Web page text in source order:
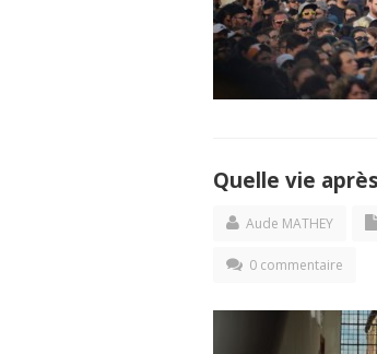
Quelle vie
Aude MATHEY
0 commentaire